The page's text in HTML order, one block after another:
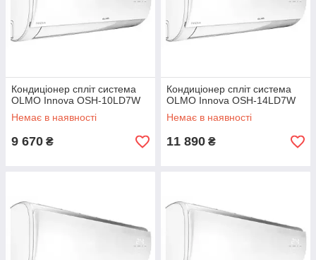
Кондиціонер спліт система
OLMO Innova OSH-10LD7W
Немає в наявності
9 670 ₴
Кондиціонер спліт система
OLMO Innova OSH-14LD7W
Немає в наявності
11 890 ₴